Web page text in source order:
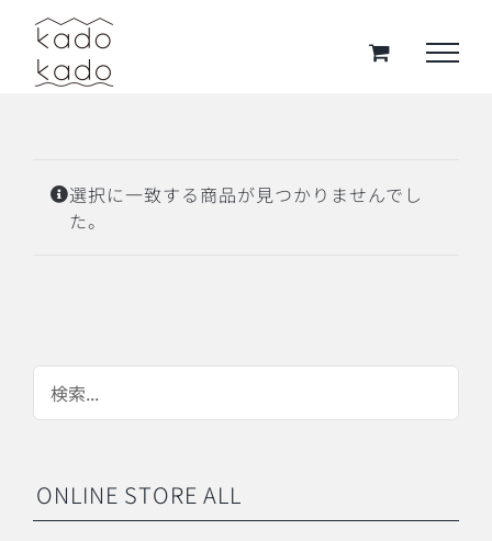
Skip
content
選択に一致する商品が見つかりませんでし
た。
ONLINE STORE ALL